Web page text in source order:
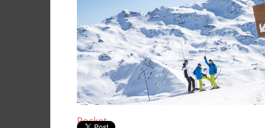
Pocket